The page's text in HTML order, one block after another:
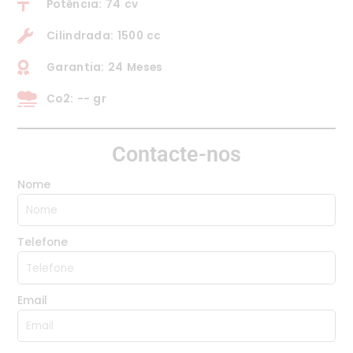
Potência: 74 cv
Cilindrada: 1500 cc
Garantia: 24 Meses
Co2: -- gr
Contacte-nos
Nome
Telefone
Email